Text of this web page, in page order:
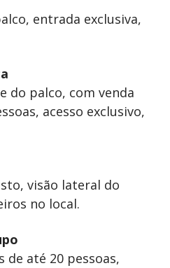
entrada exclusiva,
do palco, com venda
acesso exclusivo,
visão lateral do
no local.
de até 20 pessoas,